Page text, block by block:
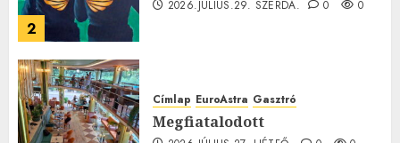
2
2026.JÚLIUS.29. SZERDA. 0 0
Címlap EuroAstra Gasztró
Megfiatalodott